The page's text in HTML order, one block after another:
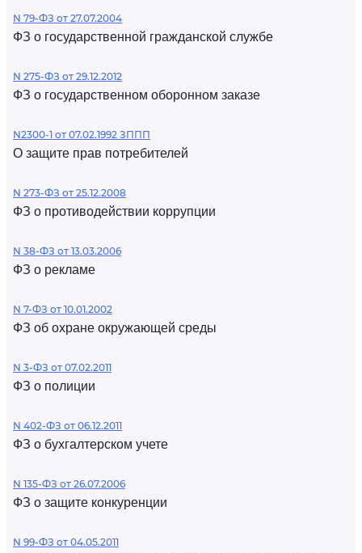
N 79-ФЗ от 27.07.2004
ФЗ о государственной гражданской службе
N 275-ФЗ от 29.12.2012
ФЗ о государственном оборонном заказе
N2300-1 от 07.02.1992 ЗППП
О защите прав потребителей
N 273-ФЗ от 25.12.2008
ФЗ о противодействии коррупции
N 38-ФЗ от 13.03.2006
ФЗ о рекламе
N 7-ФЗ от 10.01.2002
ФЗ об охране окружающей среды
N 3-ФЗ от 07.02.2011
ФЗ о полиции
N 402-ФЗ от 06.12.2011
ФЗ о бухгалтерском учете
N 135-ФЗ от 26.07.2006
ФЗ о защите конкуренции
N 99-ФЗ от 04.05.2011